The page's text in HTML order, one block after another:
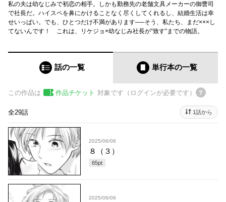
私の夫は幼なじみで初恋の相手。しかも勤務先の老舗文具メーカーの御曹司
で社長だ。ハイスペを鼻にかけることなく尽くしてくれるし、結婚生活は幸
せいっぱい。でも、ひとつだけ不満があります──そう、私たち、まだ×××し
てないんです！ これは、リケジョ×幼なじみ社長が“致す”までの物語。
話の一覧 単行本の一覧
この作品は 作品チケット 対象です（ログインが必要です）
全29話 1話から
2025/06/06
８（３）
65pt
2025/06/06